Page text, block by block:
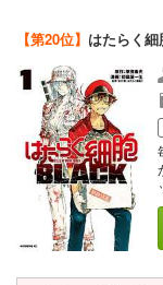
【第20位】 はたらく